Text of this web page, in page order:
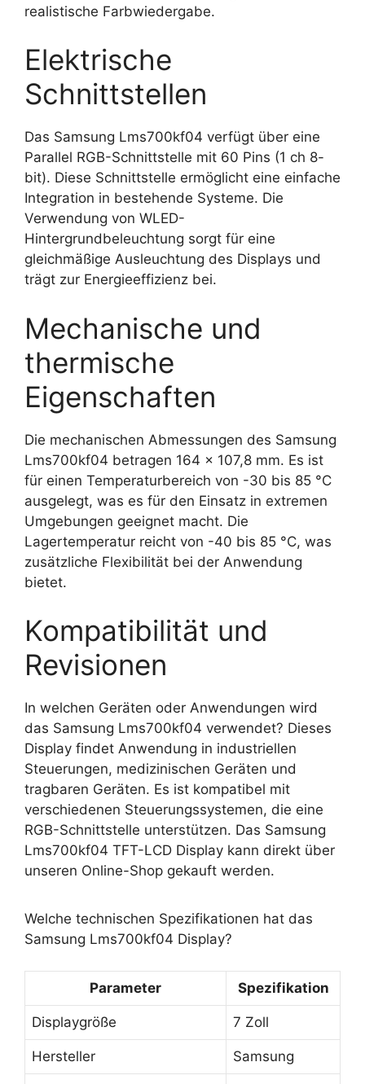
realistische Farbwiedergabe.
Elektrische
Schnittstellen
Das Samsung Lms700kf04 verfügt über eine
Parallel RGB-Schnittstelle mit 60 Pins (1 ch 8-
bit). Diese Schnittstelle ermöglicht eine einfache
Integration in bestehende Systeme. Die
Verwendung von WLED-
Hintergrundbeleuchtung sorgt für eine
gleichmäßige Ausleuchtung des Displays und
trägt zur Energieeffizienz bei.
Mechanische und
thermische
Eigenschaften
Die mechanischen Abmessungen des Samsung
Lms700kf04 betragen 164 x 107,8 mm. Es ist
für einen Temperaturbereich von -30 bis 85 °C
ausgelegt, was es für den Einsatz in extremen
Umgebungen geeignet macht. Die
Lagertemperatur reicht von -40 bis 85 °C, was
zusätzliche Flexibilität bei der Anwendung
bietet.
Kompatibilität und
Revisionen
In welchen Geräten oder Anwendungen wird
das Samsung Lms700kf04 verwendet? Dieses
Display findet Anwendung in industriellen
Steuerungen, medizinischen Geräten und
tragbaren Geräten. Es ist kompatibel mit
verschiedenen Steuerungssystemen, die eine
RGB-Schnittstelle unterstützen. Das Samsung
Lms700kf04 TFT-LCD Display kann direkt über
unseren Online-Shop gekauft werden.
Welche technischen Spezifikationen hat das
Samsung Lms700kf04 Display?
Parameter Spezifikation
Displaygröße 7 Zoll
Hersteller Samsung